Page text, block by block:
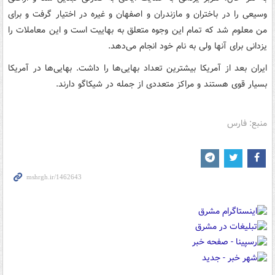
وسیعی را در باختران و مازندران و اصفهان و غیره در اختیار گرفت و برای
من معلوم شد که تمام این وجوه متعلق به بهاییت است و این معاملات را
یزدانی برای آنها ولی به نام خود انجام می‌دهد.
ایران بعد از آمریکا بیشترین تعداد بهایی‌ها را داشت. بهایی‌ها در آمریکا
بسیار قوی هستند و مراکز متعددی از جمله در شیکاگو دارند.
منبع: فارس